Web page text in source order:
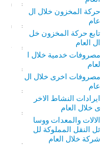
حركة المخزون خلال ال
عام
تابع حركة المخزون خل
ال العام
مصروفات خدمية خلال ا
لعام
مصروفات اخرى خلال ال
عام
ايرادات النشاط الاخر
ى خلال العام
الالات والمعدات ووسا
ئل النقل المملوكة لل
شركة خلال العام